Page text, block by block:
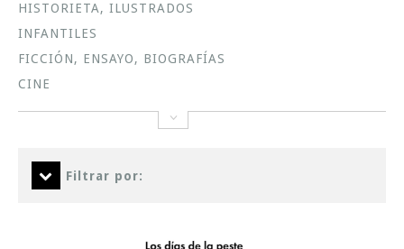
HISTORIETA, ILUSTRADOS
INFANTILES
FICCIÓN, ENSAYO, BIOGRAFÍAS
CINE
Filtrar por: